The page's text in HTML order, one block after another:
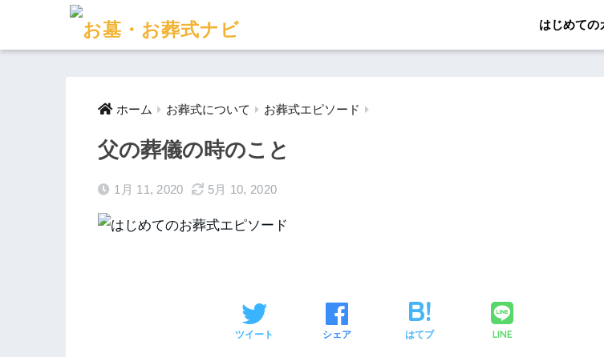
はじめての
ホーム お葬式について お葬式エピソード
父の葬儀の時のこと
1月 11, 2020 5月 10, 2020
ツイート シェア はてブ LINE